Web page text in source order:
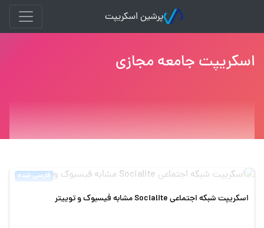
پرشین اسکریپت
اسکریپت جامعه مجازی
فارسی شده
اسکریپت شبکه اجتماعی Socialite مشابه فیسبوک و توییتر